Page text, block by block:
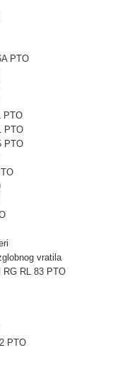
PTO
PTO
PTO
PTO
vratila
RG RL 83 PTO
PTO